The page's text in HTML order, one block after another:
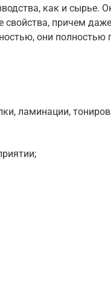
как и сырье.
причем
они полностью
ламинации,